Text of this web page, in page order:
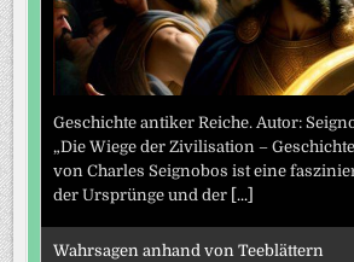
Geschichte antiker Reiche. Autor:
„Die Wiege der Zivilisation –
von Charles Seignobos ist eine
der Ursprünge und der [...]
Wahrsagen anhand von Teeblättern